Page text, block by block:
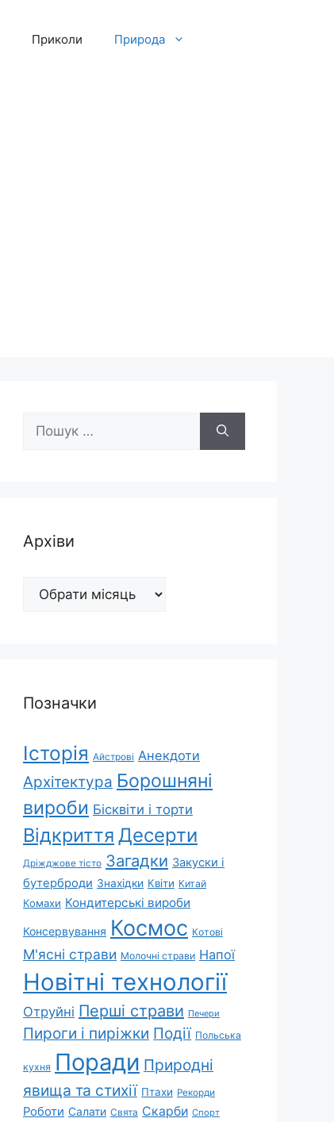
Приколи Природа
Пошук:
Архіви
Архіви
Позначки
Історія Айстрові Анекдоти
Архітектура Борошняні
вироби Бісквіти і торти
Відкриття Десерти
Дріжджове тісто Загадки Закуски і
бутерброди Знахідки Квіти Китай
Комахи Кондитерські вироби
Консервування Космос Котові
М'ясні страви Молочні страви Напої
Новітні технології
Отруйні Перші страви Печери
Пироги і пиріжки Події Польська
кухня Поради Природні
явища та стихії Птахи Рекорди
Роботи Салати Свята Скарби Спорт